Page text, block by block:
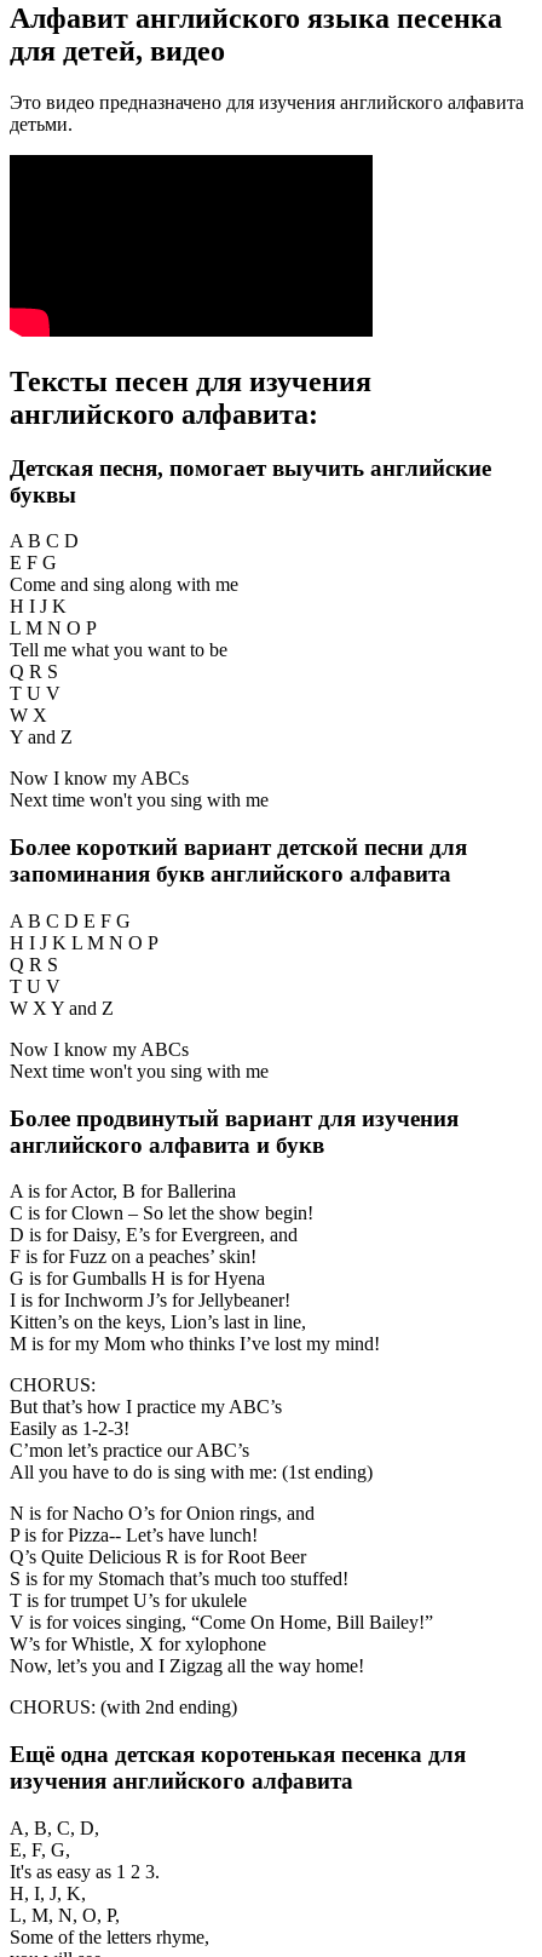
Алфавит английского языка песенка
для детей, видео
Это видео предназначено для изучения английского алфавита
детьми.
Тексты песен для изучения
английского алфавита:
Детская песня, помогает выучить английские
буквы
A B C D
E F G
Come and sing along with me
H I J K
L M N O P
Tell me what you want to be
Q R S
T U V
W X
Y and Z
Now I know my ABCs
Next time won't you sing with me
Более короткий вариант детской песни для
запоминания букв английского алфавита
A B C D E F G
H I J K L M N O P
Q R S
T U V
W X Y and Z
Now I know my ABCs
Next time won't you sing with me
Более продвинутый вариант для изучения
английского алфавита и букв
A is for Actor, B for Ballerina
C is for Clown – So let the show begin!
D is for Daisy, E’s for Evergreen, and
F is for Fuzz on a peaches’ skin!
G is for Gumballs H is for Hyena
I is for Inchworm J’s for Jellybeaner!
Kitten’s on the keys, Lion’s last in line,
M is for my Mom who thinks I’ve lost my mind!
CHORUS:
But that’s how I practice my ABC’s
Easily as 1-2-3!
C’mon let’s practice our ABC’s
All you have to do is sing with me: (1st ending)
N is for Nacho O’s for Onion rings, and
P is for Pizza-- Let’s have lunch!
Q’s Quite Delicious R is for Root Beer
S is for my Stomach that’s much too stuffed!
T is for trumpet U’s for ukulele
V is for voices singing, “Come On Home, Bill Bailey!”
W’s for Whistle, X for xylophone
Now, let’s you and I Zigzag all the way home!
CHORUS: (with 2nd ending)
Ещё одна детская коротенькая песенка для
изучения английского алфавита
A, B, C, D,
E, F, G,
It's as easy as 1 2 3.
H, I, J, K,
L, M, N, O, P,
Some of the letters rhyme,